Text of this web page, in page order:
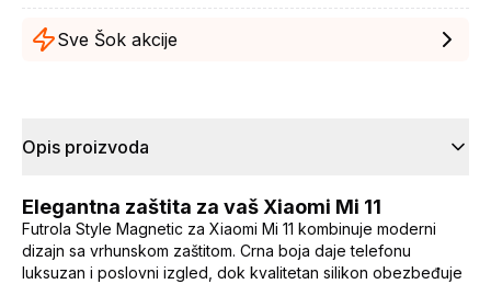
Sve Šok akcije
Opis proizvoda
Elegantna zaštita za vaš Xiaomi Mi 11
Futrola Style Magnetic za Xiaomi Mi 11 kombinuje moderni
dizajn sa vrhunskom zaštitom. Crna boja daje telefonu
luksuzan i poslovni izgled, dok kvalitetan silikon obezbeđuje